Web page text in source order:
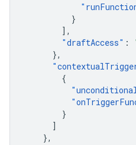
"
}
],
"draftAccess" :
},
"
{
"
"
}
]
},